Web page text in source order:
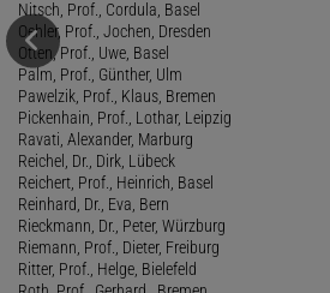
Nitsch, Prof., Cordula, Basel
Oehler, Prof., Jochen, Dresden
Otten, Prof., Uwe, Basel
Palm, Prof., Günther, Ulm
Pawelzik, Prof., Klaus, Bremen
Pickenhain, Prof., Lothar, Leipzig
Ravati, Alexander, Marburg
Reichel, Dr., Dirk, Lübeck
Reichert, Prof., Heinrich, Basel
Reinhard, Dr., Eva, Bern
Rieckmann, Dr., Peter, Würzburg
Riemann, Prof., Dieter, Freiburg
Ritter, Prof., Helge, Bielefeld